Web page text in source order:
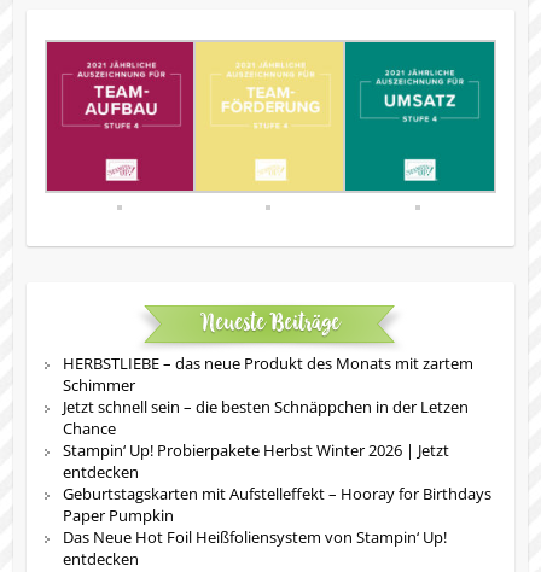
Neueste Beiträge
HERBSTLIEBE – das neue Produkt des Monats mit zartem
Schimmer
Jetzt schnell sein – die besten Schnäppchen in der Letzen
Chance
Stampin‘ Up! Probierpakete Herbst Winter 2026 | Jetzt
entdecken
Geburtstagskarten mit Aufstelleffekt – Hooray for Birthdays
Paper Pumpkin
Das Neue Hot Foil Heißfoliensystem von Stampin‘ Up!
entdecken